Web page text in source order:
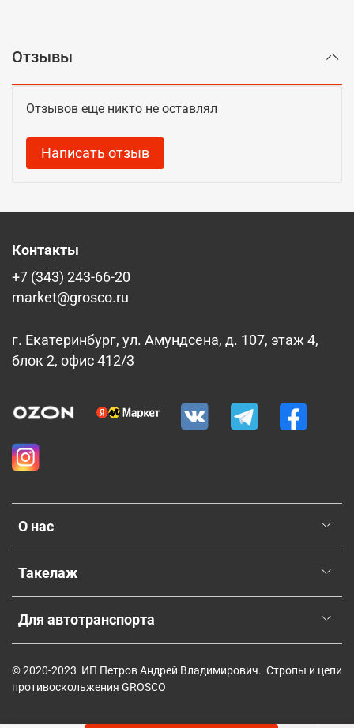
Отзывы
Отзывов еще никто не оставлял
Написать отзыв
О нас
Такелаж
Для автотранспорта
Контакты
+7 (343) 243-66-20
market@grosco.ru
г. Екатеринбург, ул. Амундсена, д. 107, этаж 4,
блок 2, офис 412/3
© 2020-2023 ИП Петров Андрей Владимирович. Стропы и цепи
противоскольжения GROSCO